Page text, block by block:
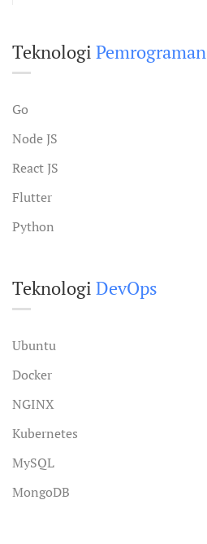
Teknologi Pemrograman
Go
Node JS
React JS
Flutter
Python
Teknologi DevOps
Ubuntu
Docker
NGINX
Kubernetes
MySQL
MongoDB